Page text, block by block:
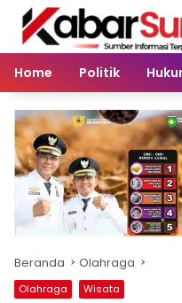
Langsung
konten
Home
Politik
Beranda Olahraga
Olahraga Wisata